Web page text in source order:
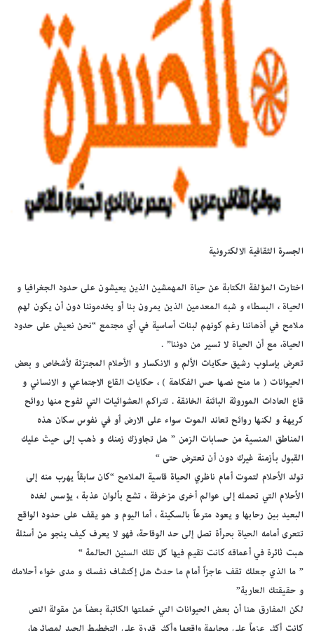
الجسرة الثقافية الالكترونية
اختارت المؤلفة الكتابة عن حياة المهمشين الذين يعيشون على حدود الجغرافيا و
الحياة ، البسطاء و شبه المعدمين الذين يمرون بنا أو يخدموننا دون أن يكون لهم
ملامح في أذهاننا رغم كونهم لبنات أساسية في أي مجتمع “نحن نعيش على حدود
الحياة، مع أن الحياة لا تسير من دوننا” .
تعرض بإسلوب رشيق حكايات الألم و الانكسار و الأحلام المجتزئة لأشخاص و بعض
الحيوانات ( ما منح نصها حس الفكاهة ) ، حكايات القاع الاجتماعي و الانساني و
قاع العادات الموروثة البائنة الخانقة . تتراكم العشوائيات التي تفوح منها روائح
كريهة و لكنها روائح تعاند الموت سواء على الارض أو في نفوس سكان هذه
المناطق المنسية من حسابات الزمن ” هل تجاوزك زمنك و ذهب إلى حيث عليك
القبول بأزمنة غيرك دون أن تعترض حتى “
تولد الأحلام لتموت أمام ناظري الحياة قاسية الملامح “كان سابقاً يهرب منه إلى
الأحلام التي تحمله إلى عوالم أخرى مزخرفة ، تشع بألوان عذبة ، يؤسس لغده
البعيد بين رحابها و يعود مترعاً بالسكينة ، أما اليوم و هو يقف على حدود الواقع
تتعرى أمامه الحياة بحرأة تصل إلى حد الوقاحة، فهو لا يعرف كيف ينجو من أسئلة
هبت ثائرة في أعماقه كانت تقيم فيها كل تلك السنين الحالمة “
” ما الذي جعلك تقف عاجزاً أمام ما حدث هل إكتشاف نفسك و مدى خواء أحلامك
و حقيقتك العارية”
لكن المفارق هنا أن بعض الحيوانات التي حّملتها الكاتبة بعضاَ من مقولة النص